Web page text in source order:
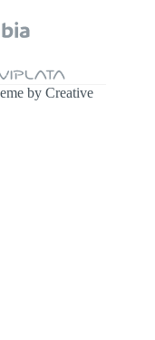
by Creative